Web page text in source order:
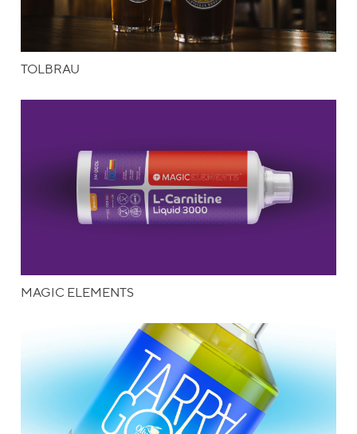
TOLBRAU
MAGIC ELEMENTS